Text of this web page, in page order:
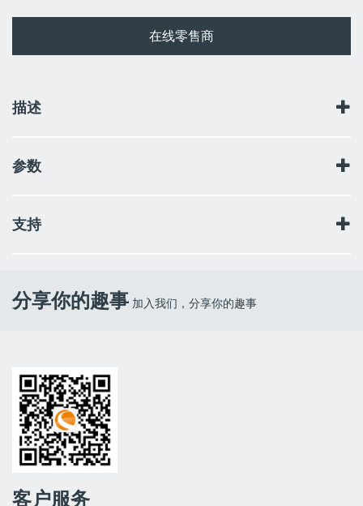
在线零售商
描述
参数
口径：356mm(14")
目镜：40mm(98x) -2"
天顶镜：2"
支持
分享你的趣事 加入我们，分享你的趣事
客户服务